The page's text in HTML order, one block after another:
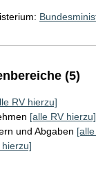
(5)
RV hierzu]
[alle RV hierzu]
und Abgaben
hierzu]